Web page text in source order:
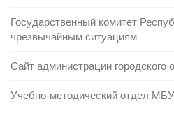
Государственный комитет
чрезвычайным ситуациям
Сайт администрации городского
Учебно-методический отдел